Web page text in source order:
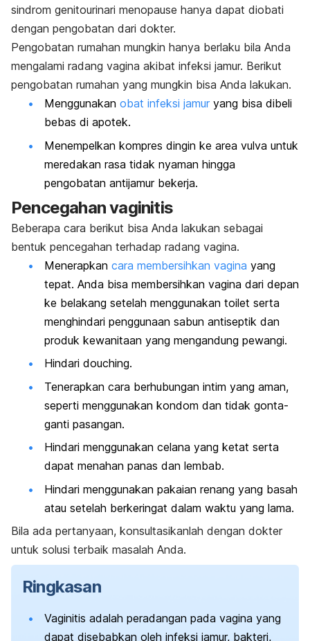
sindrom genitourinari menopause hanya dapat diobati
dengan pengobatan dari dokter.
Pengobatan rumahan mungkin hanya berlaku bila Anda
mengalami radang vagina akibat infeksi jamur. Berikut
pengobatan rumahan yang mungkin bisa Anda lakukan.
Menggunakan obat infeksi jamur yang bisa dibeli
bebas di apotek.
Menempelkan kompres dingin ke area vulva untuk
meredakan rasa tidak nyaman hingga
pengobatan antijamur bekerja.
Pencegahan vaginitis
Beberapa cara berikut bisa Anda lakukan sebagai
bentuk pencegahan terhadap radang vagina.
Menerapkan cara membersihkan vagina yang
tepat. Anda bisa membersihkan vagina dari depan
ke belakang setelah menggunakan toilet serta
menghindari penggunaan sabun antiseptik dan
produk kewanitaan yang mengandung pewangi.
Hindari douching.
Tenerapkan cara berhubungan intim yang aman,
seperti menggunakan kondom dan tidak gonta-
ganti pasangan.
Hindari menggunakan celana yang ketat serta
dapat menahan panas dan lembab.
Hindari menggunakan pakaian renang yang basah
atau setelah berkeringat dalam waktu yang lama.
Bila ada pertanyaan, konsultasikanlah dengan dokter
untuk solusi terbaik masalah Anda.
Ringkasan
Vaginitis adalah peradangan pada vagina yang
dapat disebabkan oleh infeksi jamur, bakteri,